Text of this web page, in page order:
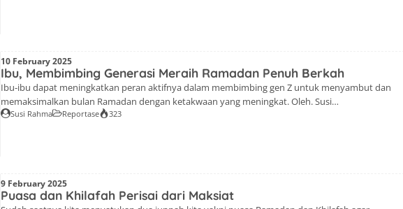
10 February 2025
Ibu, Membimbing Generasi Meraih Ramadan Penuh Berkah
Ibu-ibu dapat meningkatkan peran aktifnya dalam membimbing gen Z untuk menyambut dan
memaksimalkan bulan Ramadan dengan ketakwaan yang meningkat. Oleh. Susi
Rahma(Kontributor Narasiliterasi.id) Narasiliterasi.id-Mengambil tema "Menjadi Ibu Bijak di Era
Susi Rahma Reportase 323
9 February 2025
Puasa dan Khilafah Perisai dari Maksiat